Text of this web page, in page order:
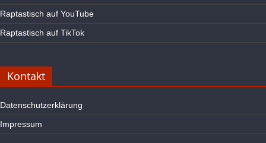
Raptastisch auf YouTube
Raptastisch auf TikTok
Kontakt
Datenschutzerklärung
Impressum